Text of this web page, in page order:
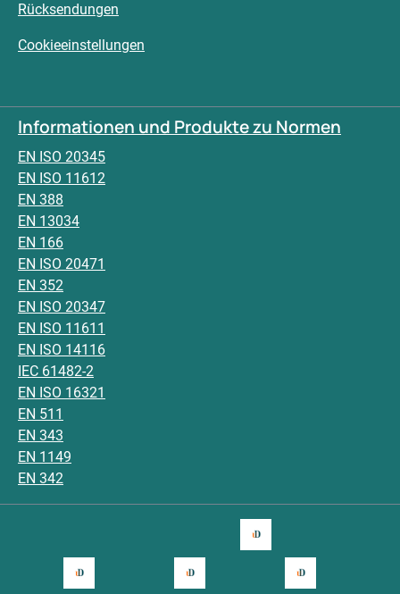
Rücksendungen
Cookieeinstellungen
Informationen und Produkte zu Normen
EN ISO 20345
EN ISO 11612
EN 388
EN 13034
EN 166
EN ISO 20471
EN 352
EN ISO 20347
EN ISO 11611
EN ISO 14116
IEC 61482-2
EN ISO 16321
EN 511
EN 343
EN 1149
EN 342